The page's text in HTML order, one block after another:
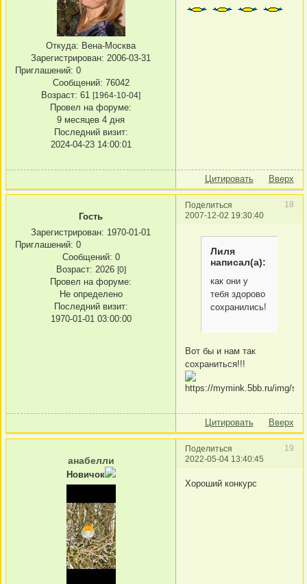
Откуда: Вена-Москва
Зарегистрирован: 2006-03-31
Приглашений: 0
Сообщений: 76042
Возраст: 61 [1964-10-04]
Провел на форуме:
9 месяцев 4 дня
Последний визит:
2024-04-23 14:00:01
Цитировать Вверх
Поделиться
18
2007-12-02 19:30:40
Гость
Зарегистрирован: 1970-01-01
Приглашений: 0
Сообщений: 0
Возраст: 2026 [0]
Провел на форуме:
Не определено
Последний визит:
1970-01-01 03:00:00
Лиля
написал(а):
как они у
тебя здорово
сохранились!
Вот бы и нам так
сохраниться!!!
Цитировать Вверх
Поделиться
19
2022-05-04 13:40:45
анабелли
Новичок
Хороший конкурс